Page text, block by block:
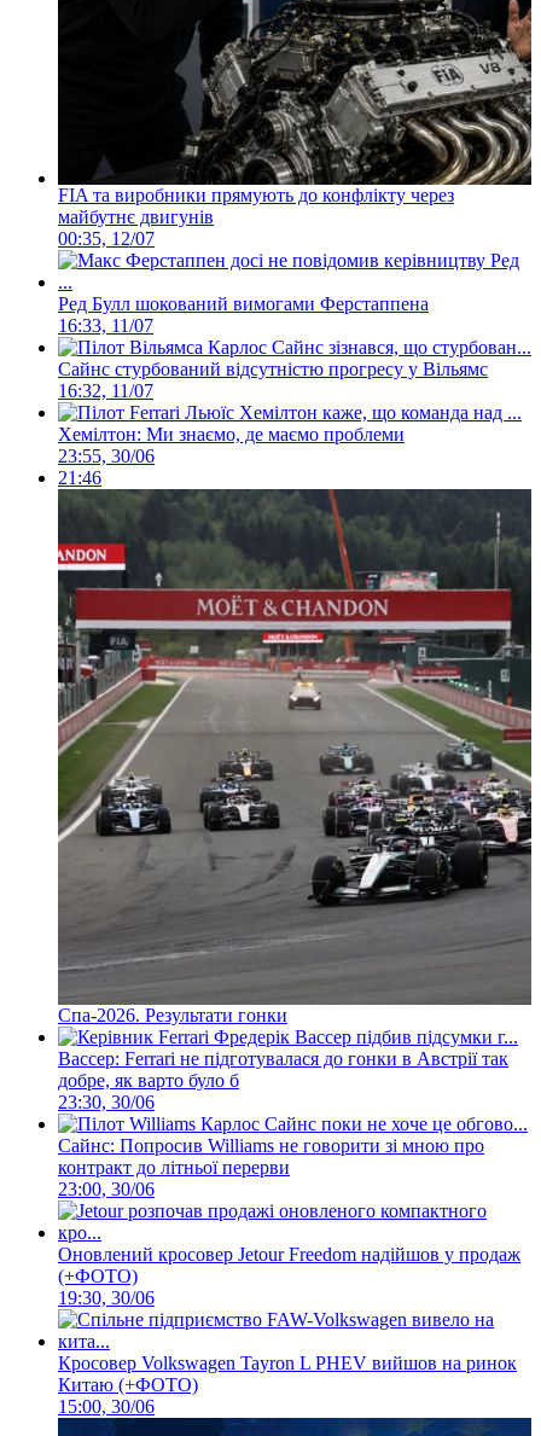
FIA та виробники прямують до конфлікту через
майбутнє двигунів
00:35, 12/07
Ред Булл шокований вимогами Ферстаппена
16:33, 11/07
Сайнс стурбований відсутністю прогресу у Вільямс
16:32, 11/07
Хемілтон: Ми знаємо, де маємо проблеми
23:55, 30/06
21:46
Спа-2026. Результати гонки
Вассер: Ferrari не підготувалася до гонки в Австрії так
добре, як варто було б
23:30, 30/06
Сайнс: Попросив Williams не говорити зі мною про
контракт до літньої перерви
23:00, 30/06
Оновлений кросовер Jetour Freedom надійшов у продаж
(+ФОТО)
19:30, 30/06
Кросовер Volkswagen Tayron L PHEV вийшов на ринок
Китаю (+ФОТО)
15:00, 30/06